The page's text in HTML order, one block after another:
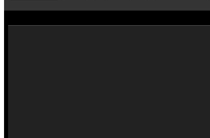
Vídeos
Taquilla